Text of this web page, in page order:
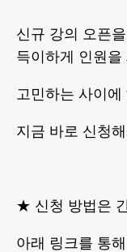
신규 강의 오픈
득이하게 인원
고민하는 사이
지금 바로 신청
★ 신청 방법은
아래 링크를 통